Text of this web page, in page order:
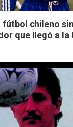
fútbol chileno sin
que llegó a la